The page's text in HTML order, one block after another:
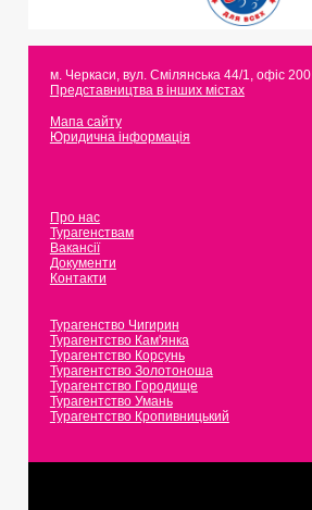
м. Черкаси, вул. Смілянська 44/1, офіс 200
Представництва в інших містах
Мапа сайту
Юридична інформація
Про нас
Турагенствам
Вакансії
Документи
Контакти
Турагенство Чигирин
Турагентство Кам'янка
Турагентство Корсунь
Турагентство Золотоноша
Турагентство Городище
Турагентство Умань
Турагентство Кропивницький